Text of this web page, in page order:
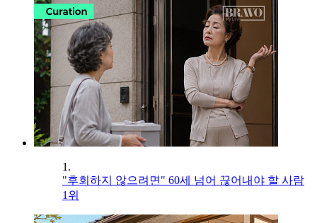
1.
"후회하지 않으려면" 60세 넘어 끊어내야 할 사람
1위